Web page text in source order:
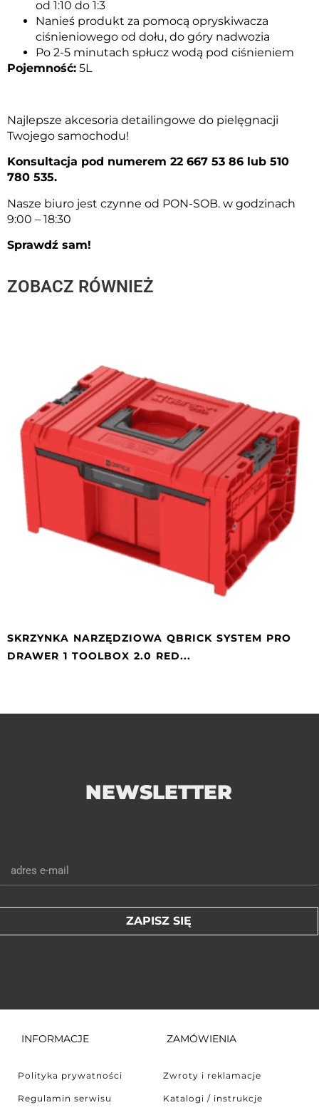
od 1:10 do 1:3
Nanieś produkt za pomocą opryskiwacza
ciśnieniowego od dołu, do góry nadwozia
Po 2-5 minutach spłucz wodą pod ciśnieniem
Pojemność: 5L
Najlepsze akcesoria detailingowe do pielęgnacji
Twojego samochodu!
Konsultacja pod numerem 22 667 53 86 lub 510
780 535.
Nasze biuro jest czynne od PON-SOB. w godzinach
9:00 – 18:30
Sprawdź sam!
ZOBACZ RÓWNIEŻ
SKRZYNKA NARZĘDZIOWA QBRICK SYSTEM PRO
DRAWER 1 TOOLBOX 2.0 RED...
NEWSLETTER
ZAPISZ SIĘ
INFORMACJE
Polityka prywatności
Regulamin serwisu
ZAMÓWIENIA
Zwroty i reklamacje
Katalogi / instrukcje